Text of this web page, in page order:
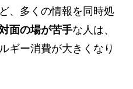
、多くの情報を同時処
面の場が苦手な人は、
ギー消費が大きくなり